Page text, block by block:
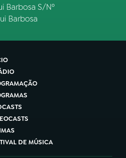
Barbosa S/Nº
Barbosa
DE MÚSICA